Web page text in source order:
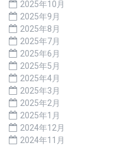
2025年10月
2025年9月
2025年8月
2025年7月
2025年6月
2025年5月
2025年4月
2025年3月
2025年2月
2025年1月
2024年12月
2024年11月